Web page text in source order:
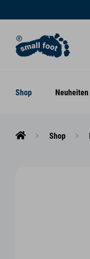
Shop Neuheiten
Shop